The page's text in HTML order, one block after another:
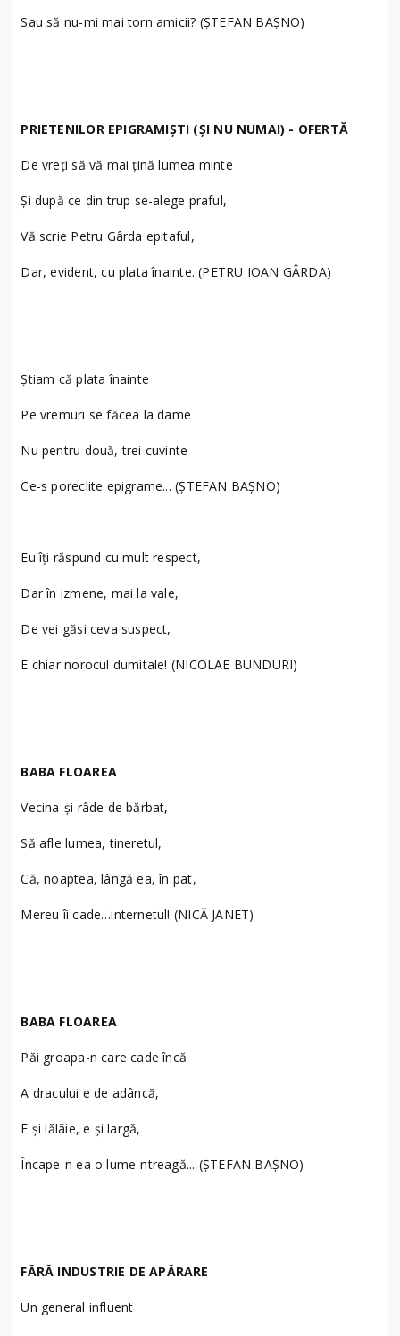
Sau să nu-mi mai torn amicii? (ȘTEFAN BAȘNO)
PRIETENILOR EPIGRAMIȘTI (ȘI NU NUMAI) - OFERTĂ
De vreți să vă mai țină lumea minte
Și după ce din trup se-alege praful,
Vă scrie Petru Gârda epitaful,
Dar, evident, cu plata înainte. (PETRU IOAN GÂRDA)
Știam că plata înainte
Pe vremuri se făcea la dame
Nu pentru două, trei cuvinte
Ce-s poreclite epigrame... (ȘTEFAN BAȘNO)
Eu îți răspund cu mult respect,
Dar în izmene, mai la vale,
De vei găsi ceva suspect,
E chiar norocul dumitale! (NICOLAE BUNDURI)
BABA FLOAREA
Vecina-şi râde de bărbat,
Să afle lumea, tineretul,
Că, noaptea, lângă ea, în pat,
Mereu îi cade…internetul! (NICĂ JANET)
BABA FLOAREA
Păi groapa-n care cade încă
A dracului e de adâncă,
E și lălâie, e și largă,
Încape-n ea o lume-ntreagă... (ȘTEFAN BAȘNO)
FĂRĂ INDUSTRIE DE APĂRARE
Un general influent